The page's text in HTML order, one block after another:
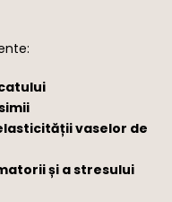
vaselor de
și a stresului